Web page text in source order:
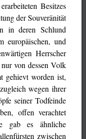
Besitzes
der Souveränität
in deren Schlund
europäischen, und
Herrscher
von dessen Volk
gehievt worden ist,
wegen ihrer
seiner Todfeinde
offen verachtet
gab es ähnliche
zwischen